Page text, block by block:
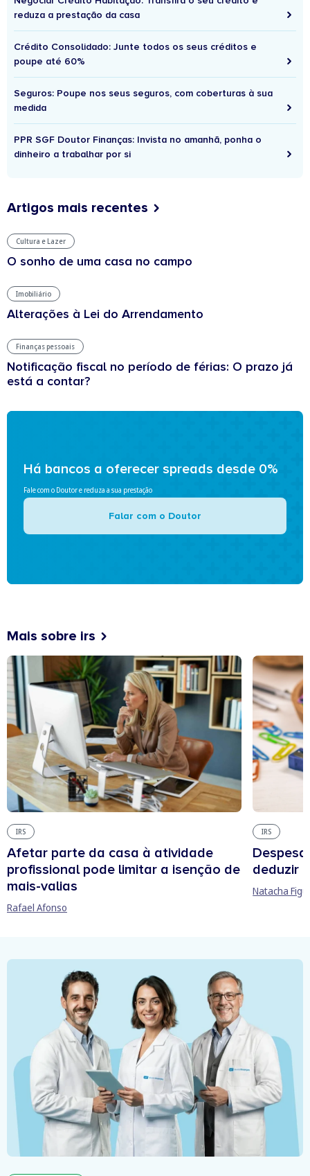
reduza a prestação da casa
Crédito Consolidado: Junte todos os seus créditos e
poupe até 60%
Seguros: Poupe nos seus seguros, com coberturas à sua
medida
PPR SGF Doutor Finanças: Invista no amanhã, ponha o
dinheiro a trabalhar por si
Artigos mais recentes
Cultura e Lazer
O sonho de uma casa no campo
Imobiliário
Alterações à Lei do Arrendamento
Finanças pessoais
Notificação fiscal no período de férias: O prazo já
está a contar?
Há bancos a oferecer spreads desde 0%
Fale com o Doutor e reduza a sua prestação
Falar com o Doutor
Mais sobre irs
IRS
Afetar parte da casa à atividade
profissional pode limitar a isenção de
mais-valias
Rafael Afonso
IRS
deduzir
Natacha